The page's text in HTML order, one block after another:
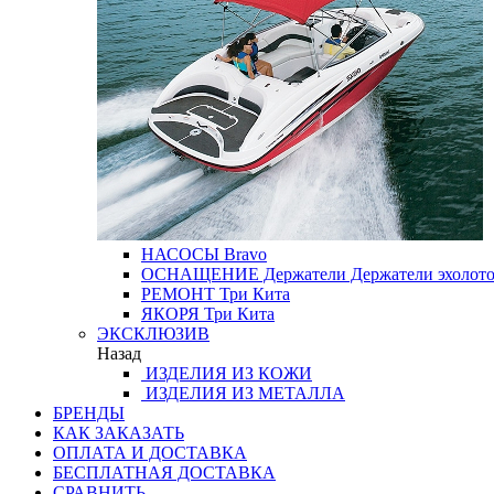
НАСОСЫ Bravo
ОСНАЩЕНИЕ Держатели Держатели
РЕМОНТ Три Кита
ЯКОРЯ Три Кита
ЭКСКЛЮЗИВ
Назад
ИЗДЕЛИЯ ИЗ КОЖИ
ИЗДЕЛИЯ ИЗ МЕТАЛЛА
БРЕНДЫ
КАК ЗАКАЗАТЬ
ОПЛАТА И ДОСТАВКА
БЕСПЛАТНАЯ ДОСТАВКА